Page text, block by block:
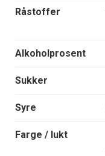
Råstoffer
Alkoholprosent
Sukker
Syre
Farge / lukt